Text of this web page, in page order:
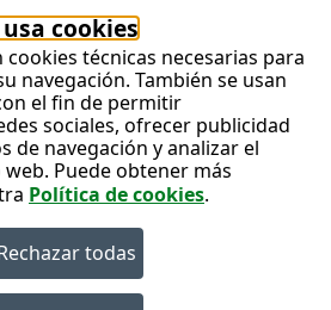
cookies
cookies técnicas necesarias para
navegación. También se usan
el fin de permitir
sociales, ofrecer publicidad
de navegación y analizar el
Puede obtener más
Política de cookies.